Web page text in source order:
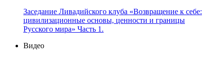
Заседание Ливадийского клуба «Возвращение к себе:
цивилизационные основы, ценности и границы
Русского мира» Часть 1.
Видео